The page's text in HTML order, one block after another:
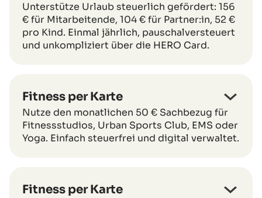
Unterstütze Urlaub steuerlich gefördert: 156
€ für Mitarbeitende, 104 € für Partner:in, 52 €
pro Kind. Einmal jährlich, pauschalversteuert
und unkompliziert über die HERO Card.
Fitness per Karte
Nutze den monatlichen 50 € Sachbezug für
Fitnessstudios, Urban Sports Club, EMS oder
Yoga. Einfach steuerfrei und digital verwaltet.
Fitness per Karte